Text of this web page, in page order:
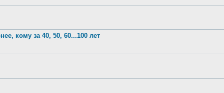
кому за 40, 50, 60...100 лет